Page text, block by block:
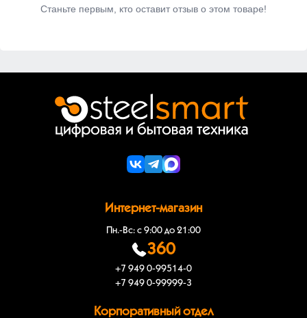
Станьте первым, кто оставит отзыв о этом товаре!
Интернет-магазин
Пн.-Вс: с 9:00 до 21:00
360
+7 949 0-99514-0
+7 949 0-99999-3
Корпоративный отдел